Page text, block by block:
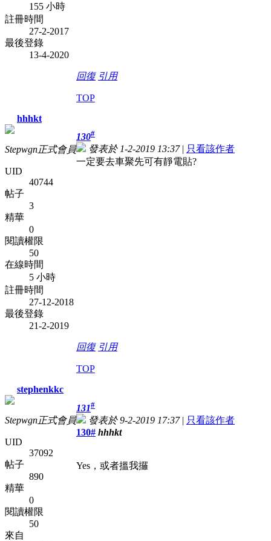
155 小時
註冊時間
27-2-2017
最後登錄
13-4-2020
回復 引用
TOP
hhhkt
Stepwgn正式會員
UID
40744
帖子
3
精華
0
閱讀權限
50
在線時間
5 小時
註冊時間
27-12-2018
最後登錄
21-2-2019
130#
發表於 1-2-2019 13:37| 只看該作者
一定要去車聚先可有靜電貼?
回復 引用
TOP
stephenkkc
Stepwgn正式會員
UID
37092
帖子
890
精華
0
閱讀權限
50
來自
131#
發表於 9-2-2019 17:37| 只看該作者
130# hhhkt
Yes，或者搵我攞